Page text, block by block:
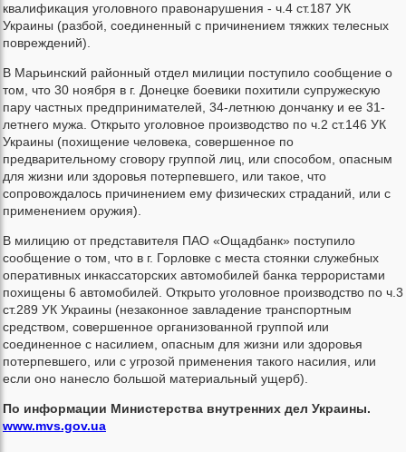
квалификация уголовного правонарушения - ч.4 ст.187 УК
Украины (разбой, соединенный с причинением тяжких телесных
повреждений).
В Марьинский районный отдел милиции поступило сообщение о
том, что 30 ноября в г. Донецке боевики похитили супружескую
пару частных предпринимателей, 34-летнюю дончанку и ее 31-
летнего мужа. Открыто уголовное производство по ч.2 ст.146 УК
Украины (похищение человека, совершенное по
предварительному сговору группой лиц, или способом, опасным
для жизни или здоровья потерпевшего, или такое, что
сопровождалось причинением ему физических страданий, или с
применением оружия).
В милицию от представителя ПАО «Ощадбанк» поступило
сообщение о том, что в г. Горловке с места стоянки служебных
оперативных инкассаторских автомобилей банка террористами
похищены 6 автомобилей. Открыто уголовное производство по ч.3
ст.289 УК Украины (незаконное завладение транспортным
средством, совершенное организованной группой или
соединенное с насилием, опасным для жизни или здоровья
потерпевшего, или с угрозой применения такого насилия, или
если оно нанесло большой материальный ущерб).
По информации Министерства внутренних дел Украины.
www.mvs.gov.ua